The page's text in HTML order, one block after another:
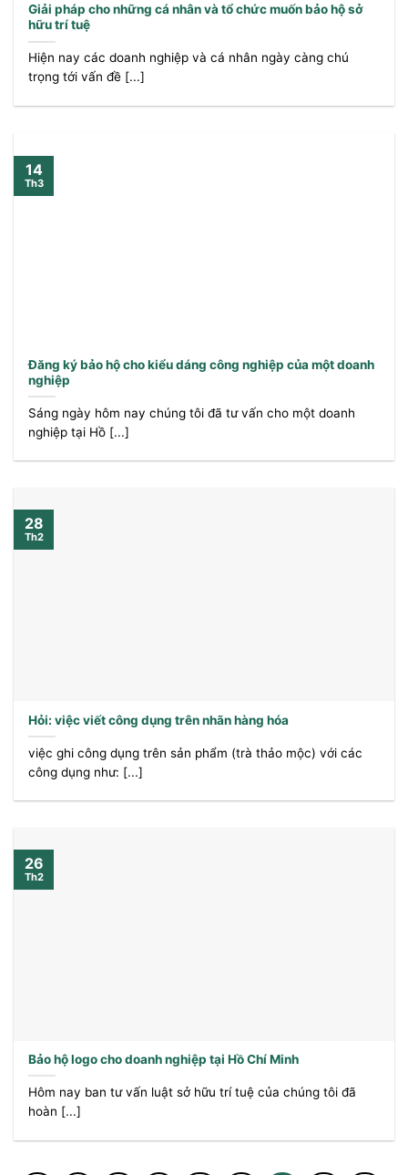
Giải pháp cho những cá nhân và tổ chức muốn bảo hộ sở
hữu trí tuệ
Hiện nay các doanh nghiệp và cá nhân ngày càng chú
trọng tới vấn đề [...]
Đăng ký bảo hộ cho kiểu dáng công nghiệp của một doanh
nghiệp
Sáng ngày hôm nay chúng tôi đã tư vấn cho một doanh
nghiệp tại Hồ [...]
14
Th3
Hỏi: việc viết công dụng trên nhãn hàng hóa
việc ghi công dụng trên sản phẩm (trà thảo mộc) với các
công dụng như: [...]
28
Th2
Bảo hộ logo cho doanh nghiệp tại Hồ Chí Minh
Hôm nay ban tư vấn luật sở hữu trí tuệ của chúng tôi đã
hoàn [...]
26
Th2